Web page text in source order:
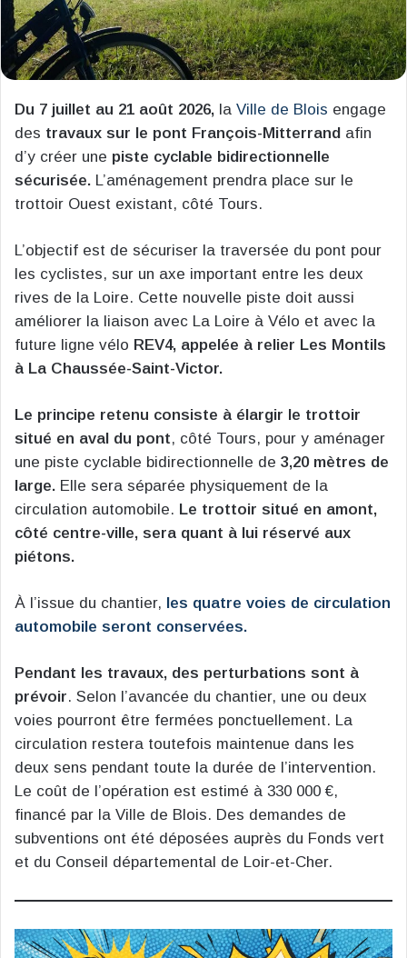
Du 7 juillet au 21 août 2026, la Ville de Blois engage
des travaux sur le pont François-Mitterrand afin
d’y créer une piste cyclable bidirectionnelle
sécurisée. L’aménagement prendra place sur le
trottoir Ouest existant, côté Tours.
L’objectif est de sécuriser la traversée du pont pour
les cyclistes, sur un axe important entre les deux
rives de la Loire. Cette nouvelle piste doit aussi
améliorer la liaison avec La Loire à Vélo et avec la
future ligne vélo REV4, appelée à relier Les Montils
à La Chaussée-Saint-Victor.
Le principe retenu consiste à élargir le trottoir
situé en aval du pont, côté Tours, pour y aménager
une piste cyclable bidirectionnelle de 3,20 mètres de
large. Elle sera séparée physiquement de la
circulation automobile. Le trottoir situé en amont,
côté centre-ville, sera quant à lui réservé aux
piétons.
À l’issue du chantier, les quatre voies de circulation
automobile seront conservées.
Pendant les travaux, des perturbations sont à
prévoir. Selon l’avancée du chantier, une ou deux
voies pourront être fermées ponctuellement. La
circulation restera toutefois maintenue dans les
deux sens pendant toute la durée de l’intervention.
Le coût de l’opération est estimé à 330 000 €,
financé par la Ville de Blois. Des demandes de
subventions ont été déposées auprès du Fonds vert
et du Conseil départemental de Loir-et-Cher.